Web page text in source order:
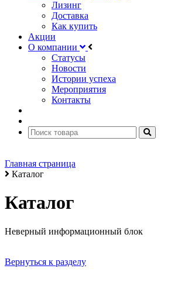
Лизинг
Доставка
Как купить
Акции
О компании
Статусы
Новости
Истории успеха
Мероприятия
Контакты
Главная страница
Каталог
Каталог
Неверный информационный блок
Вернуться к разделу